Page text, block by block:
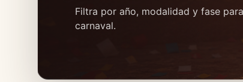
Filtra por año, modalidad y fase
carnaval.